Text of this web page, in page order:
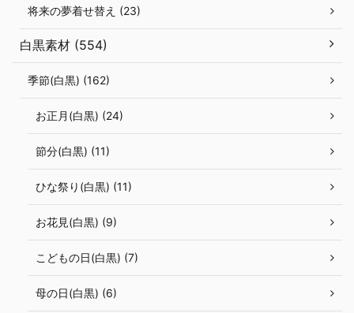
将来の夢着せ替え (23)
白黒素材 (554)
季節(白黒) (162)
お正月(白黒) (24)
節分(白黒) (11)
ひな祭り(白黒) (11)
お花見(白黒) (9)
こどもの日(白黒) (7)
母の日(白黒) (6)